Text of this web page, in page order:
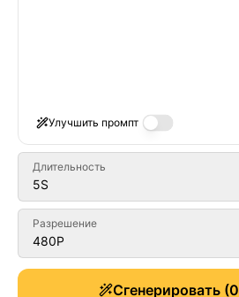
Улучшить промпт
Длительность
5S
Разрешение
480P
Сгенерировать(0
Generate